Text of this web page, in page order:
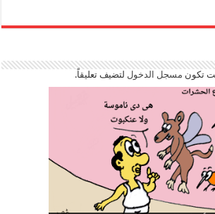
تكون مسجل الدخوللتضيف تعليقاً.